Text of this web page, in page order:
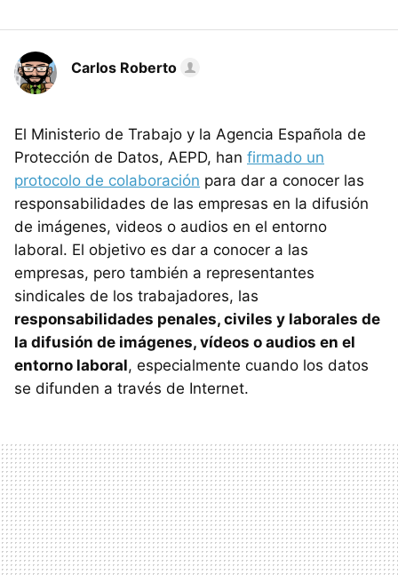
Carlos Roberto
El Ministerio de Trabajo y la Agencia Española de
Protección de Datos, AEPD, han firmado un
protocolo de colaboración para dar a conocer las
responsabilidades de las empresas en la difusión
de imágenes, videos o audios en el entorno
laboral. El objetivo es dar a conocer a las
empresas, pero también a representantes
sindicales de los trabajadores, las
responsabilidades penales, civiles y laborales de
la difusión de imágenes, vídeos o audios en el
entorno laboral, especialmente cuando los datos
se difunden a través de Internet.